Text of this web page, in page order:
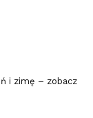
i zimę – zobacz